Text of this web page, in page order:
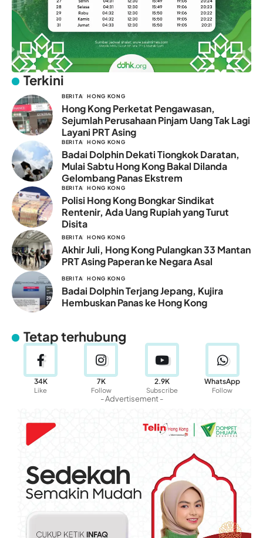
Terkini
BERITA HONG KONG
Hong Kong Perketat Pengawasan,
Sejumlah Perusahaan Pinjam Uang Tak Lagi
Layani PRT Asing
BERITA HONG KONG
Badai Dolphin Dekati Tiongkok Daratan,
Mulai Sabtu Hong Kong Bakal Dilanda
Gelombang Panas Ekstrem
BERITA HONG KONG
Polisi Hong Kong Bongkar Sindikat
Rentenir, Ada Uang Rupiah yang Turut
Disita
BERITA HONG KONG
Akhir Juli, Hong Kong Pulangkan 33 Mantan
PRT Asing Paperan ke Negara Asal
BERITA HONG KONG
Badai Dolphin Terjang Jepang, Kujira
Hembuskan Panas ke Hong Kong
Tetap terhubung
34K
Like
7K
Follow
2.9K
Subscribe
WhatsApp
Follow
- Advertisement -